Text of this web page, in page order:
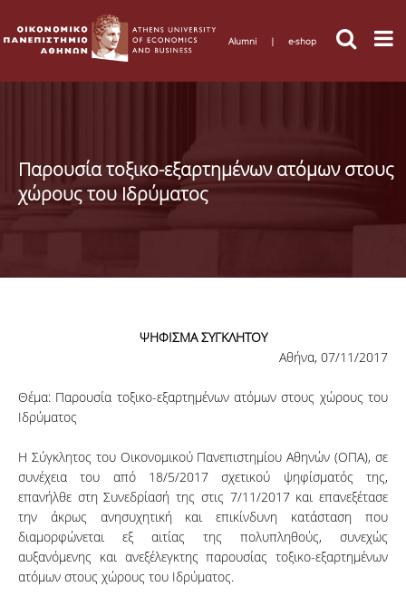
Alumni | e-shop
Παρουσία τοξικο-εξαρτημένων ατόμων στους
χώρους του Ιδρύματος
ΨΗΦΙΣΜΑ ΣΥΓΚΛΗΤΟΥ
Αθήνα, 07/11/2017
Θέμα: Παρουσία τοξικο-εξαρτημένων ατόμων στους χώρους του
Ιδρύματος
Η Σύγκλητος του Οικονομικού Πανεπιστημίου Αθηνών (ΟΠΑ), σε
συνέχεια του από 18/5/2017 σχετικού ψηφίσματός της,
επανήλθε στη Συνεδρίασή της στις 7/11/2017 και επανεξέτασε
την άκρως ανησυχητική και επικίνδυνη κατάσταση που
διαμορφώνεται εξ αιτίας της πολυπληθούς, συνεχώς
αυξανόμενης και ανεξέλεγκτης παρουσίας τοξικο-εξαρτημένων
ατόμων στους χώρους του Ιδρύματος.